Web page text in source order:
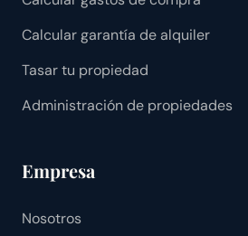
Calcular garantía de alquiler
Tasar tu propiedad
Administración de propiedades
Empresa
Nosotros